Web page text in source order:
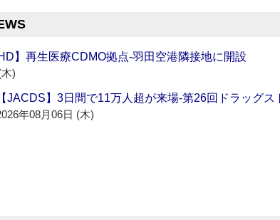
】再生医療CDMO拠点‐羽田空港隣接地に開設
)
【JACDS】3日間で11万人超が来場‐第26回ドラッグス
年08月06日 (木)